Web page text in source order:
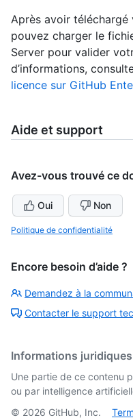
Après avoir
pouvez charger le
Server pour valider
d’informations,
licence sur GitHub
Aide et support
Avez-vous trouvé ce
Oui Non
Politique de confidentialité
Encore besoin d’aide ?
Demandez à la
Contacter le support
Informations juridiques
Une partie de ce contenu
ou par intelligence
© 2026 GitHub, Inc.